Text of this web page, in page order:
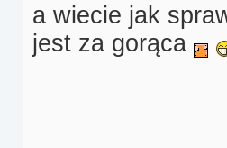
a wiecie jak
jest za gorąca